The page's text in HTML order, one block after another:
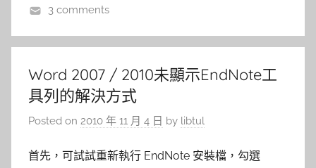
3 comments
Word 2007 / 2010未顯示EndNote工
具列的解決方式
Posted on 2010 年 11 月 4 日 by libtul
首先，可試試重新執行 EndNote 安裝檔，勾選